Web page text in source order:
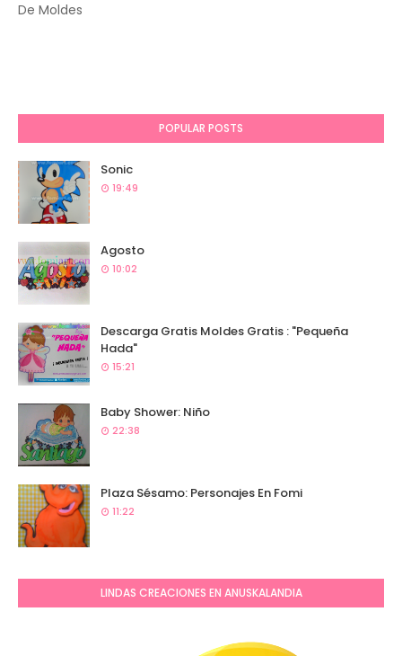
De Moldes
POPULAR POSTS
Sonic
19:49
Agosto
10:02
Descarga Gratis Moldes Gratis : "Pequeña
Hada"
15:21
Baby Shower: Niño
22:38
Plaza Sésamo: Personajes En Fomi
11:22
LINDAS CREACIONES EN ANUSKALANDIA